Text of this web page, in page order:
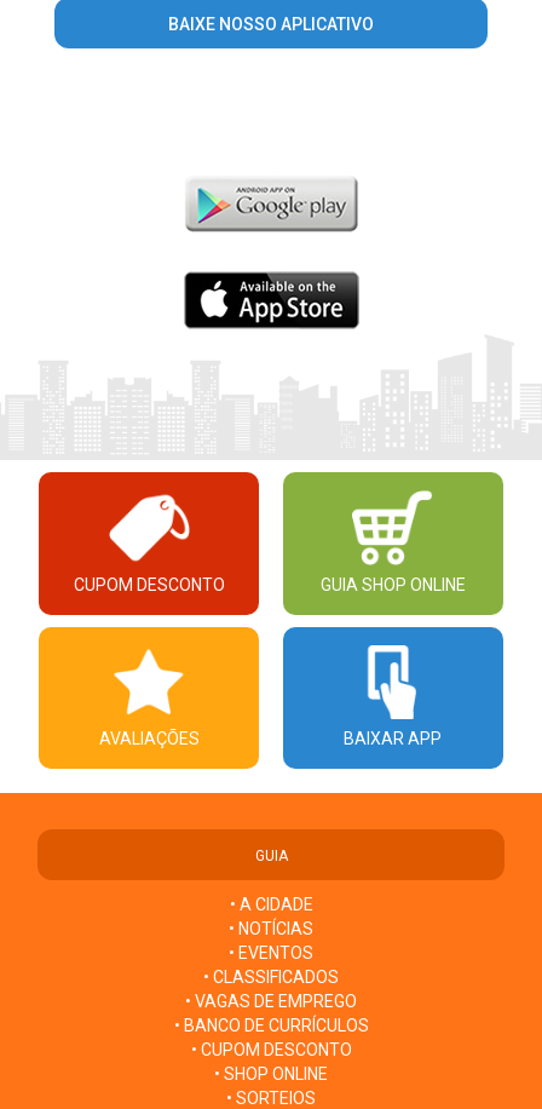
BAIXE NOSSO APLICATIVO
CUPOM DESCONTO GUIA SHOP ONLINE
AVALIAÇÕES BAIXAR APP
GUIA
• A CIDADE
• NOTÍCIAS
• EVENTOS
• CLASSIFICADOS
• VAGAS DE EMPREGO
• BANCO DE CURRÍCULOS
• CUPOM DESCONTO
• SHOP ONLINE
• SORTEIOS